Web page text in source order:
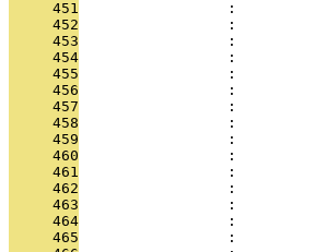
     451
:
     452
:
     453
:
     454
:
     455
:
     456
:
     457
:
     458
:
     459
:
     460
:
     461
:
     462
:
     463
:
     464
:
     465
: